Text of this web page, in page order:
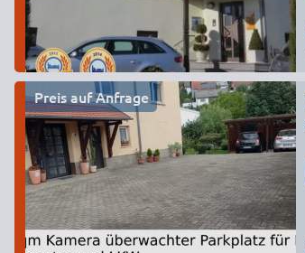
Preis auf Anfrage